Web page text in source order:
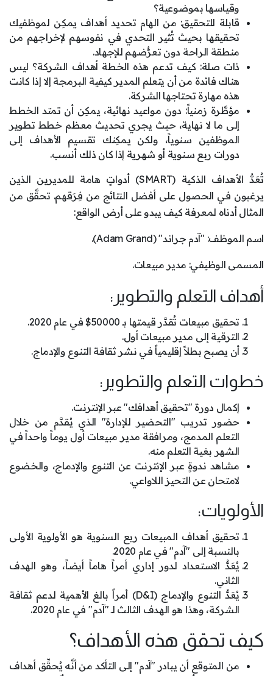
وقياسها بموضوعية؟
قابلة للتحقيق: من الهام تحديد أهداف يمكِن لموظفيك
تحقيقها بحيث تُثير التحدي في نفوسهم لإخراجهم من
منطقة الراحة دون تعرُّضهم للإجهاد.
ذات صلة: كيف تدعم هذه الخطة أهداف الشركة؟ ليس
هناك فائدة من أن يتعلم المدير كيفية البرمجة إلا إذا كانت
هذه مهارة تحتاجها الشركة.
مؤطَّرة زمنياً: دون مواعيد نهائية، يمكِن أن تمتد الخطط
إلى ما لا نهاية، حيث يجري تحديث معظم خطط تطوير
الموظفين سنوياً، ولكن يمكِنك تقسيم الأهداف إلى
دورات ربع سنوية أو شهرية إذا كان ذلك أنسب.
تُعَدُّ الأهداف الذكية (SMART) أدواتٍ هامة للمديرين الذين
يرغبون في الحصول على أفضل النتائج من فِرَقهم. تحقَّق من
المثال أدناه لمعرفة كيف يبدو على أرض الواقع:
اسم الموظف: "آدم جراند" (Adam Grand).
المسمى الوظيفي: مدير مبيعات.
أهداف التعلم والتطوير:
تحقيق مبيعات تُقدَّر قيمتها بـ 50000$ في عام 2020.
الترقية إلى مدير مبيعات أول.
أن يصبح بطلاً إقليمياً في نشر ثقافة التنوع والإدماج.
خطوات التعلم والتطوير:
إكمال دورة "تحقيق أهدافك" عبر الإنترنت.
حضور تدريب "التحضير للإدارة" الذي يُقدَّم من خلال
التعلم المدمج، ومرافقة مدير مبيعات أول يوماً واحداً في
الشهر بغية التعلم منه.
مشاهد ندوةٍ عبر الإنترنت عن التنوع والإدماج، والخضوع
لامتحان عن التحيز اللاواعي.
الأولويات:
تحقيق أهداف المبيعات ربع السنوية هو الأولوية الأولى
بالنسبة إلى "آدم" في عام 2020.
يُعَدُّ الاستعداد لدور إداري أمراً هاماً أيضاً، وهو الهدف
الثاني.
يُعَدُّ التنوع والإدماج (D&I) أمراً بالغ الأهمية لدعم ثقافة
الشركة، وهذا هو الهدف الثالث لـ "آدم" في عام 2020.
كيف تحقق هذه الأهداف؟
من المتوقع أن يبادر "آدم" إلى التأكد من أنَّه يُحقِّق أهداف